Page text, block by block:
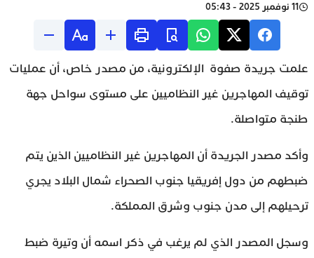
11 نوفمبر 2025 - 05:43
علمت جريدة صفوة الإلكترونية، من مصدر خاص، أن عمليات
توقيف المهاجرين غير النظاميين على مستوى سواحل جهة
طنجة متواصلة.
وأكد مصدر الجريدة أن المهاجرين غير النظاميين الذين يتم
ضبطهم من دول إفريقيا جنوب الصحراء شمال البلاد يجري
ترحيلهم إلى مدن جنوب وشرق المملكة.
وسجل المصدر الذي لم يرغب في ذكر اسمه أن وتيرة ضبط